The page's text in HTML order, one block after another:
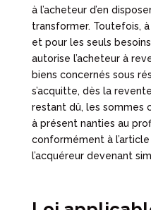
à l’acheteur d’en
transformer. Toutefois,
et pour les seuls
autorise l’acheteur à
biens concernés sous
s’acquitte, dès la
restant dû, les sommes
à présent nanties au
conformément à
l’acquéreur devenant